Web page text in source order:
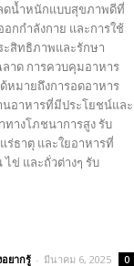
ดน้ำหนักแบบสุขภาพดีที่
กกำลังกาย และการใช้
สิทธิภาพและรักษา
าด การควบคุมอาหาร
มายถึงการอดอาหาร
นอาหารที่มีประโยชน์และ
างโภชนาการสูง รับ
ธาตุ และใยอาหารที่
ข่ และถั่วต่างๆ รับ
ยากรู้ - มีนาคม 6, 2025 0